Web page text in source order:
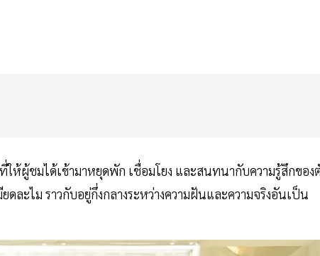
ห้ผู้ชมได้เข้ามาหยุดพัก เชื่อมโยง และสนทนากับความรู้สึกของ
ละไม ราวกับอยู่กึ่งกลางระหว่างความฝันและความจริงอันเป็น